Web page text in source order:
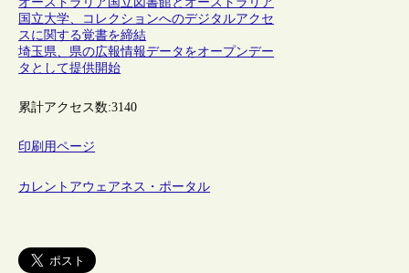
国立大学、コレクションへのデジタルアクセ
スに関する覚書を締結
埼玉県、県の広報情報データをオープンデー
タとして提供開始
累計アクセス数:3140
印刷用ページ
カレントアウェアネス・ポータル